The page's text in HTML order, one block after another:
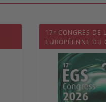
17ᵉ CONGRÈS DE
EUROPÉENNE DU
CONGRESS 2026